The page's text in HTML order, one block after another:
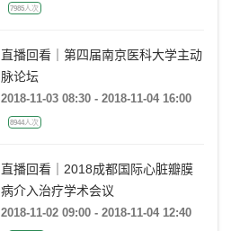
7985人次
直播回看｜第四届南京医科大学主动
脉论坛
2018-11-03 08:30 - 2018-11-04 16:00
8944人次
直播回看｜2018成都国际心脏瓣膜
病介入治疗学术会议
2018-11-02 09:00 - 2018-11-04 12:40